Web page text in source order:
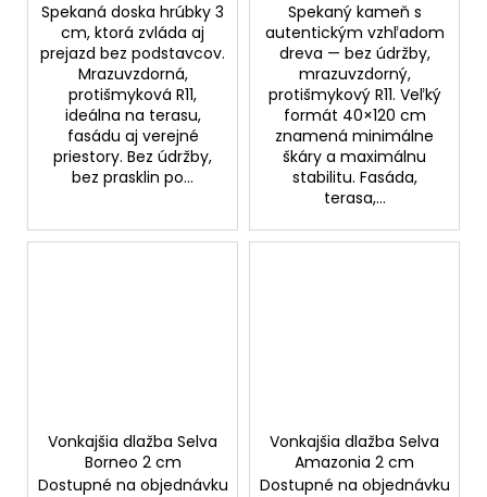
Spekaná doska hrúbky 3
cm, ktorá zvláda aj
prejazd bez podstavcov.
Mrazuvzdorná,
protišmyková R11,
ideálna na terasu,
fasádu aj verejné
priestory. Bez údržby,
bez prasklin po...
Spekaný kameň s
autentickým vzhľadom
dreva — bez údržby,
mrazuvzdorný,
protišmykový R11. Veľký
formát 40×120 cm
znamená minimálne
škáry a maximálnu
stabilitu. Fasáda,
terasa,...
Vonkajšia dlažba Selva
Borneo 2 cm
Dostupné na objednávku
Vonkajšia dlažba Selva
Amazonia 2 cm
Dostupné na objednávku